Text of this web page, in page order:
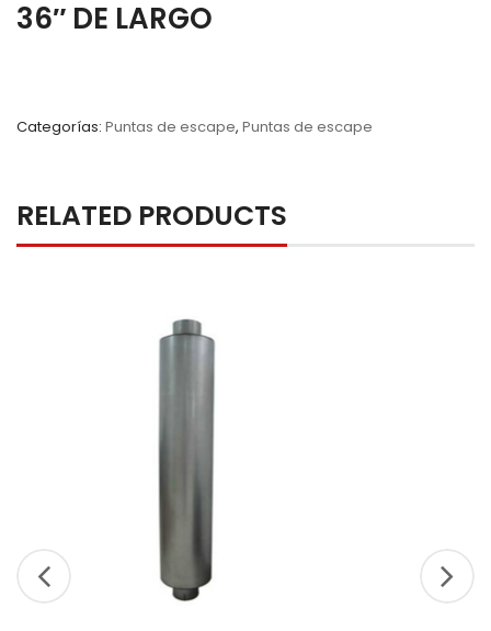
36″ DE LARGO
Categorías: Puntas de escape, Puntas de escape
RELATED PRODUCTS